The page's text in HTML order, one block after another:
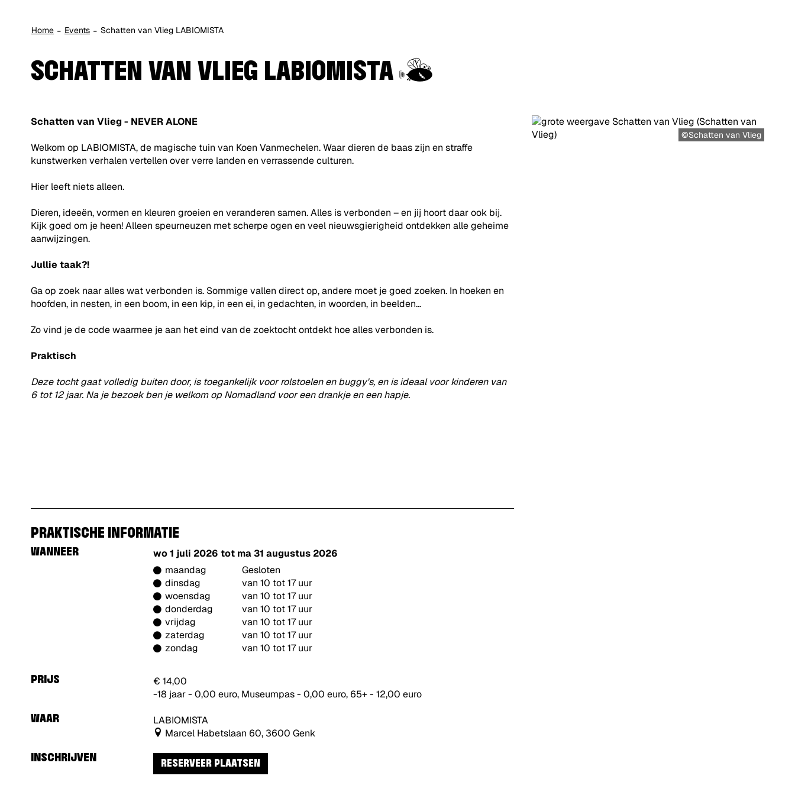
Home Events Schatten van Vlieg LABIOMISTA
SCHATTEN VAN VLIEG LABIOMISTA
HALLO,
VLIEG
WIJS
LEUKE
VOOR
WWW.VLIEGJEMEE.BE!
Schatten van Vlieg - NEVER ALONE
Welkom op LABIOMISTA, de magische tuin van Koen Vanmechelen. Waar dieren de baas zijn en straffe
kunstwerken verhalen vertellen over verre landen en verrassende culturen.
Hier leeft niets alleen.
Dieren, ideeën, vormen en kleuren groeien en veranderen samen. Alles is verbonden – en jij hoort daar ook bij.
Kijk goed om je heen! Alleen speurneuzen met scherpe ogen en veel nieuwsgierigheid ontdekken alle geheime
aanwijzingen.
Jullie taak?!
Ga op zoek naar alles wat verbonden is. Sommige vallen direct op, andere moet je goed zoeken. In hoeken en
hoofden, in nesten, in een boom, in een kip, in een ei, in gedachten, in woorden, in beelden…
Zo vind je de code waarmee je aan het eind van de zoektocht ontdekt hoe alles verbonden is.
Praktisch
Deze tocht gaat volledig buiten door, is toegankelijk voor rolstoelen en buggy's, en is ideaal voor kinderen van
6 tot 12 jaar. Na je bezoek ben je welkom op Nomadland voor een drankje en een hapje.
PRAKTISCHE INFORMATIE
WANNEER wo 1 juli 2026 tot ma 31 augustus 2026
maandag
Gesloten
dinsdag
van 10 tot 17 uur
woensdag
van 10 tot 17 uur
donderdag
van 10 tot 17 uur
vrijdag
van 10 tot 17 uur
zaterdag
van 10 tot 17 uur
zondag
van 10 tot 17 uur
PRIJS
€ 14,00
-18 jaar - 0,00 euro, Museumpas - 0,00 euro, 65+ - 12,00 euro
WAAR
LABIOMISTA
Marcel Habetslaan 60, 3600 Genk
INSCHRIJVEN RESERVEER PLAATSEN
©Schatten van Vlieg